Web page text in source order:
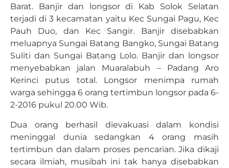
Barat. Banjir dan longsor di Kab Solok Selatan
terjadi di 3 kecamatan yaitu Kec Sungai Pagu, Kec
Pauh Duo, dan Kec Sangir. Banjir disebabkan
meluapnya Sungai Batang Bangko, Sungai Batang
Suliti dan Sungai Batang Lolo. Banjir dan longsor
menyebabkan jalan Muaralabuh – Padang Aro
Kerinci putus total. Longsor menimpa rumah
warga sehingga 6 orang tertimbun longsor pada 6-
2-2016 pukul 20.00 Wib.
Dua orang berhasil dievakuasi dalam kondisi
meninggal dunia sedangkan 4 orang masih
tertimbun dan dalam proses pencarian. Jika dikaji
secara ilmiah, musibah ini tak hanya disebabkan